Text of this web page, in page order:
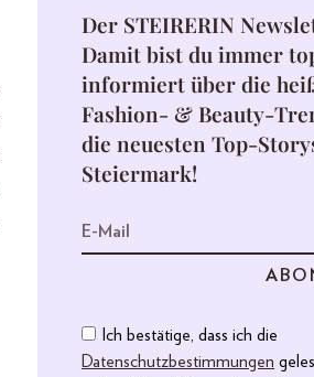
Der STEIRERIN
Damit bist du immer
informiert über die
Fashion- & Beauty-
die neuesten Top-
Steiermark!
Ich bestätige, dass ich die
Datenschutzbestimmungen